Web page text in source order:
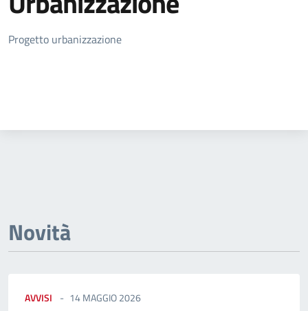
Dettagli della notizia
Progetto urbanizzazione
Novità
AVVISI 14 MAGGIO 2026